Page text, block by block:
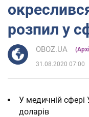
розпил у
OBOZ.UA
31.08.2020 07:00
У медичній сфері
доларів